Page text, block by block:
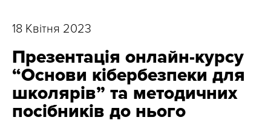
18 Квітня 2023
Презентація онлайн-курсу
“Основи кібербезпеки для
школярів” та методичних
посібників до нього